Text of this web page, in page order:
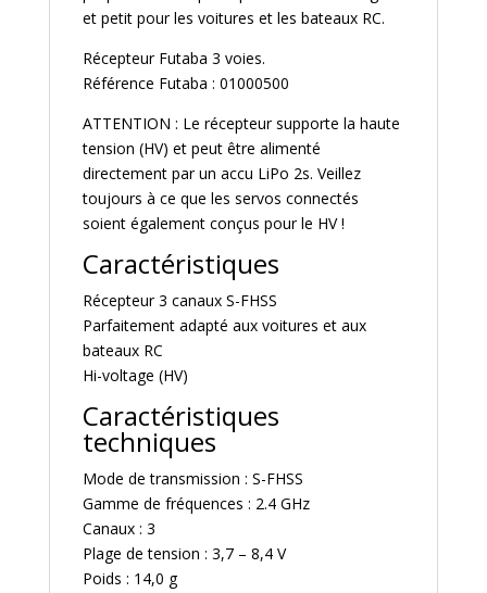
et petit pour les voitures et les bateaux RC.
Récepteur Futaba 3 voies.
Référence Futaba : 01000500
ATTENTION : Le récepteur supporte la haute
tension (HV) et peut être alimenté
directement par un accu LiPo 2s. Veillez
toujours à ce que les servos connectés
soient également conçus pour le HV !
Caractéristiques
Récepteur 3 canaux S-FHSS
Parfaitement adapté aux voitures et aux
bateaux RC
Hi-voltage (HV)
Caractéristiques
techniques
Mode de transmission : S-FHSS
Gamme de fréquences : 2.4 GHz
Canaux : 3
Plage de tension : 3,7 – 8,4 V
Poids : 14,0 g